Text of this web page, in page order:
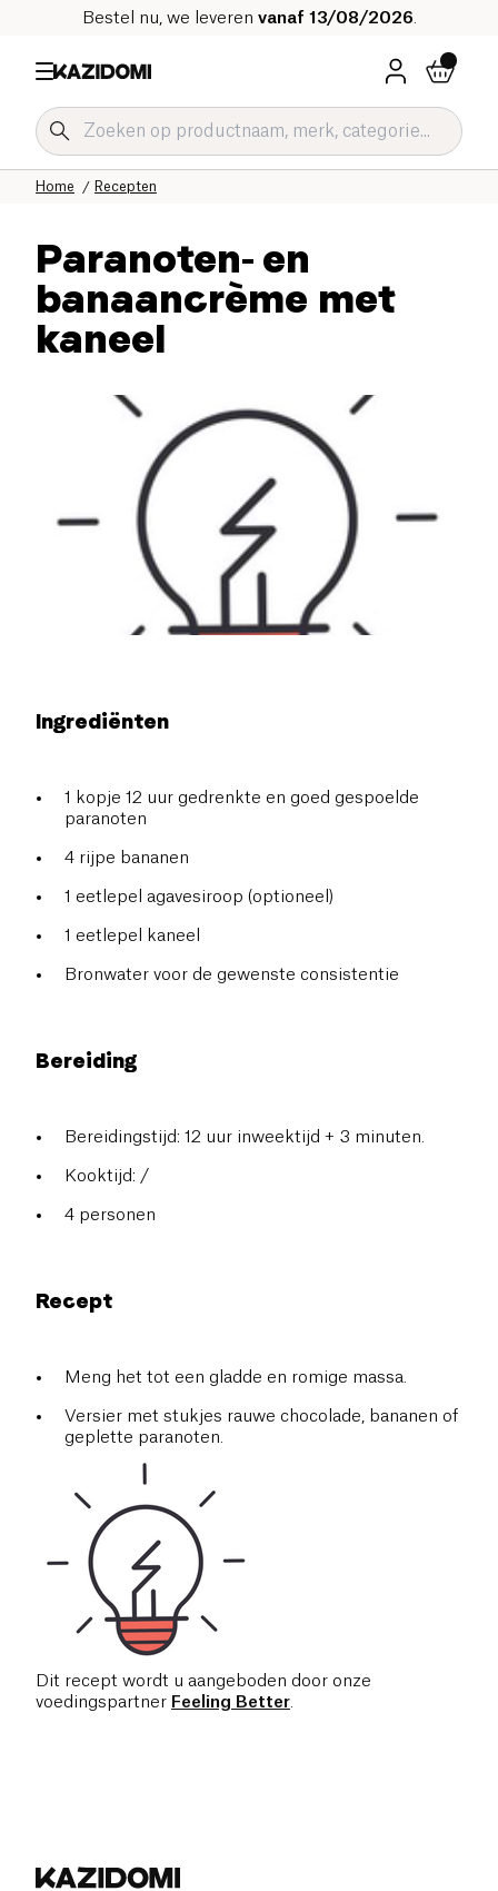
Bestel nu, we leveren vanaf 13/08/2026
Recepten
Home
Paranoten- en
banaancrème met
kaneel
Ingrediënten
1 kopje 12 uur gedrenkte en goed gespoelde
paranoten
4 rijpe bananen
1 eetlepel agavesiroop (optioneel)
1 eetlepel kaneel
Bronwater voor de gewenste consistentie
Bereiding
Bereidingstijd: 12 uur inweektijd + 3 minuten.
Kooktijd: /
4 personen
Recept
Meng het tot een gladde en romige massa.
Versier met stukjes rauwe chocolade, bananen of
geplette paranoten.
Dit recept wordt u aangeboden door onze
voedingspartner Feeling Better